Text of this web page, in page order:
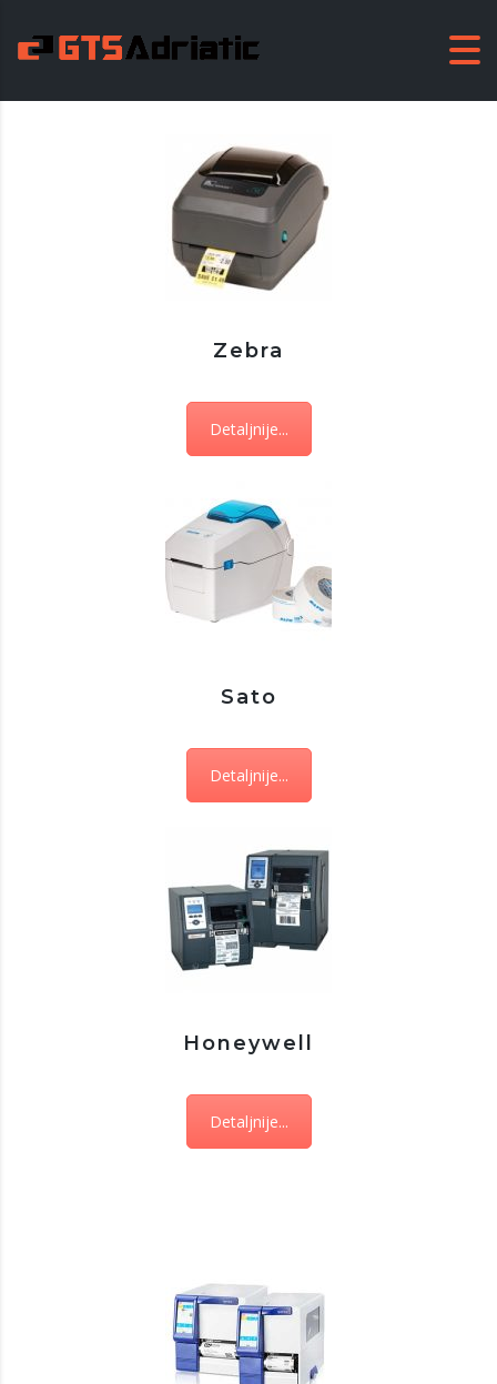
Zebra
Detaljnije...
Sato
Detaljnije...
Honeywell
Detaljnije...